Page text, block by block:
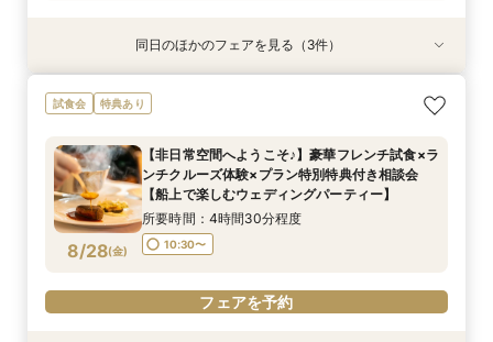
8/27(木)
【少人数での結婚式にオススメ！】じっくりご見
学×アットホームパーティー相談フェア
9:00〜
10:30〜
15:00〜
フェアを予約
特典あり
8/27(木)
幸せの航海を♪【スイーツ×５０分クルーズ】１件
目来館にお勧め！
13:30〜
フェアを予約
8/27(木)
【オンライン相談会】お手軽３Dウォークでご見
学♪運命の会場がここに・・★
10:30〜 13:00〜
フェアを予約
同日のほかのフェアを見る（3件）
試食会 特典あり
8/28(金)
【非日常空間へようこそ♪】豪華フレンチ試食×ラ
ンチクルーズ体験×プラン特別特典付き相談会
【船上で楽しむウェディングパーティー】
所要時間：4時間30分程度
10:30〜
フェアを予約